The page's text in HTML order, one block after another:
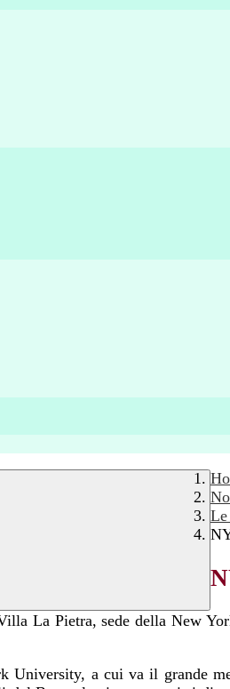
La Pietra, sede della New
University, a cui va il grande